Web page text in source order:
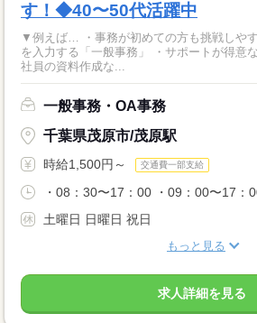
す！◆40〜50代活躍中
▼例えば… ・事務が初めての方も挑戦しや
を入力する「一般事務」 ・サポートが得
社員の資料作成な...
一般事務・OA事務
千葉県茂原市/茂原駅
時給1,500円～ 交通費一部支給
・08：30〜17：00 ・09：00〜17：
土曜日 日曜日 祝日
もっと見る
求人詳細を見る